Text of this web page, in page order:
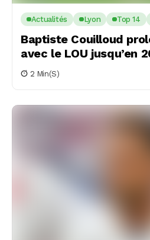
Actualités Lyon Top 14
Baptiste Couilloud
avec le LOU jusqu’en
2 Min(s)